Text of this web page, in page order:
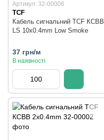
Артикул: 32-00006
TCF
Кабель сигнальний TCF КСВВ
LS 10x0.4mm Low Smoke
37 грн/м
В наявності